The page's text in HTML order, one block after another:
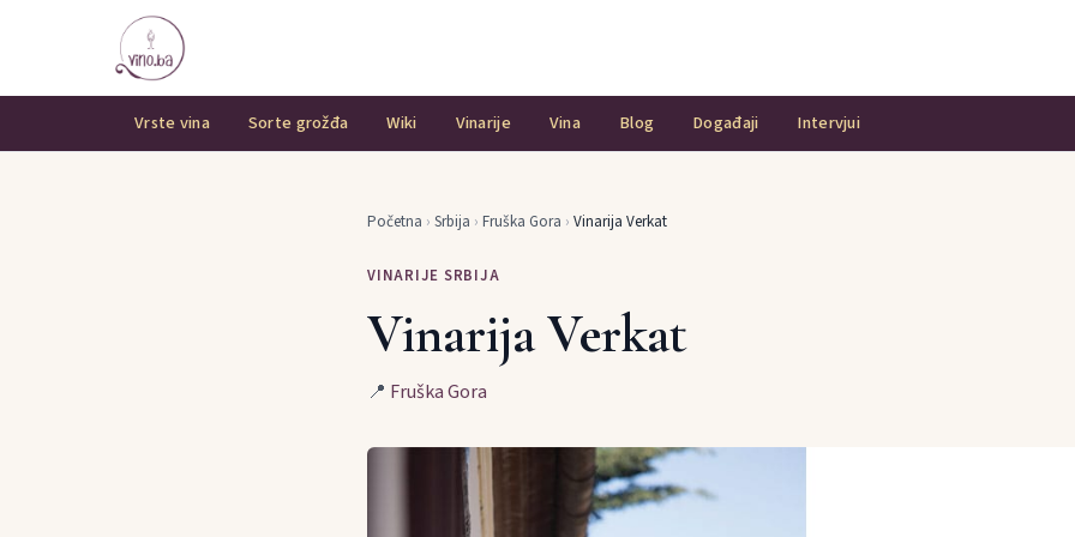
Vrste vina Sorte grožđa Wiki Vinarije Vina Blog Događaji Intervjui
Početna › Srbija › Fruška Gora › Vinarija Verkat
VINARIJE SRBIJA
Vinarija Verkat
📍 Fruška Gora